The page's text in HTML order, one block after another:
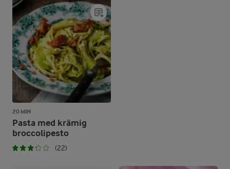
20 MIN
Pasta med krämig
broccolipesto
(22)